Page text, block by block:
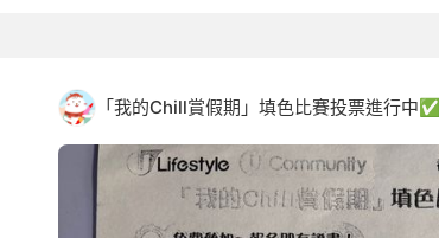
「我的Chill賞假期」填色比賽投票進行中✅